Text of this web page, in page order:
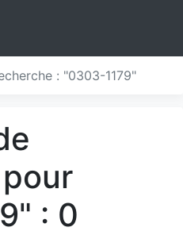
: "0303-1179"
: 0